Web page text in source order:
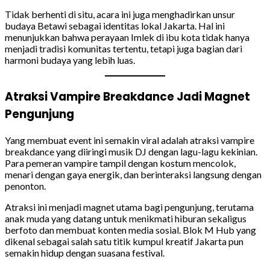
Tidak berhenti di situ, acara ini juga menghadirkan unsur
budaya Betawi sebagai identitas lokal Jakarta. Hal ini
menunjukkan bahwa perayaan Imlek di ibu kota tidak hanya
menjadi tradisi komunitas tertentu, tetapi juga bagian dari
harmoni budaya yang lebih luas.
Atraksi Vampire Breakdance Jadi Magnet
Pengunjung
Yang membuat event ini semakin viral adalah atraksi vampire
breakdance yang diiringi musik DJ dengan lagu-lagu kekinian.
Para pemeran vampire tampil dengan kostum mencolok,
menari dengan gaya energik, dan berinteraksi langsung dengan
penonton.
Atraksi ini menjadi magnet utama bagi pengunjung, terutama
anak muda yang datang untuk menikmati hiburan sekaligus
berfoto dan membuat konten media sosial. Blok M Hub yang
dikenal sebagai salah satu titik kumpul kreatif Jakarta pun
semakin hidup dengan suasana festival.